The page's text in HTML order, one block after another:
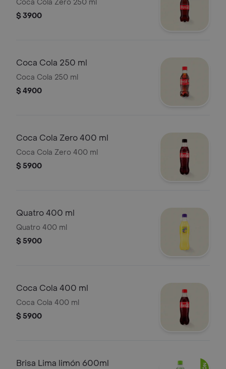
Coca Cola Zero 250 ml
$ 3900
Coca Cola 250 ml
Coca Cola 250 ml
$ 4900
Coca Cola Zero 400 ml
Coca Cola Zero 400 ml
$ 5900
Quatro 400 ml
Quatro 400 ml
$ 5900
Coca Cola 400 ml
Coca Cola 400 ml
$ 5900
Brisa Lima limón 600ml